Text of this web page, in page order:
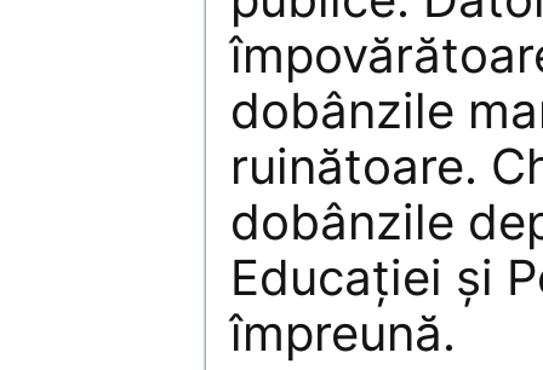
dobânzile
ruinătoare.
dobânzile
Educaţiei şi
împreună.